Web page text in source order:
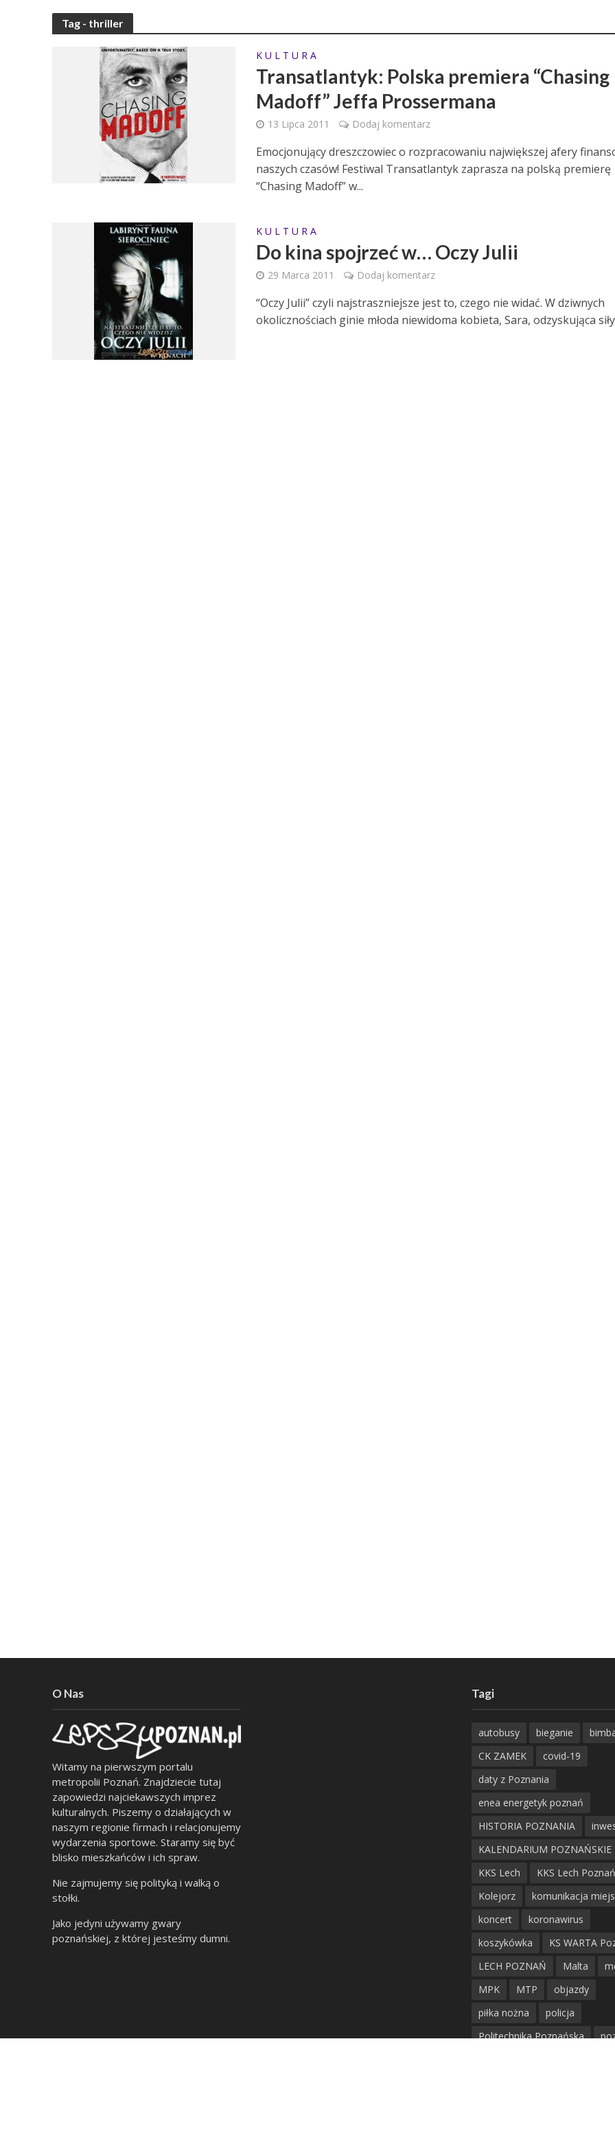
Tag - thriller
K U L T U R A
Transatlantyk: Polska premiera “Chasing
Madoff” Jeffa Prossermana
13 Lipca 2011 Dodaj komentarz
Emocjonujący dreszczowiec o rozpracowaniu największej afery
naszych czasów! Festiwal Transatlantyk zaprasza na polską premierę
“Chasing Madoff” w...
K U L T U R A
Do kina spojrzeć w… Oczy Julii
29 Marca 2011 Dodaj komentarz
“Oczy Julii” czyli najstraszniejsze jest to, czego nie widać. W dziwnych
okolicznościach ginie młoda niewidoma kobieta, Sara, odzyskująca
O Nas
Witamy na pierwszym portalu
metropolii Poznań. Znajdziecie tutaj
zapowiedzi najciekawszych imprez
kulturalnych. Piszemy o działających w
naszym regionie firmach i relacjonujemy
wydarzenia sportowe. Staramy się być
blisko mieszkańców i ich spraw.
Nie zajmujemy się polityką i walką o
stołki.
Jako jedyni używamy gwary
poznańskiej, z której jesteśmy dumni.
Tagi
autobusy bieganie
CK ZAMEK
covid-19
daty z Poznania
enea energetyk poznań
HISTORIA POZNANIA
KALENDARIUM POZNAŃSKIE
KKS Lech
KKS Lech Poznań
Kolejorz
komunikacja
koncert
koronawirus
koszykówka
KS WARTA
LECH POZNAŃ
Malta
MPK
MTP
objazdy
piłka nożna
policja
Politechnika Poznańska